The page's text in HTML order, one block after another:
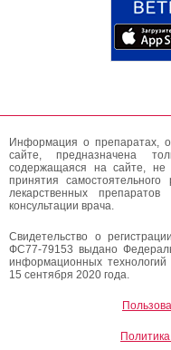
Информация о препаратах,
сайте, предназначена
содержащаяся на сайте, не
принятия
лекарственных
консультации врача.
Свидетельство о
ФС77-79153 выдано
информационных технологий
15 сентября 2020 года.